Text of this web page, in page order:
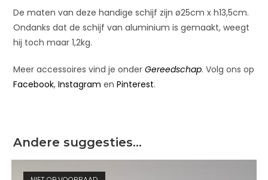
De maten van deze handige schijf zijn ø25cm x h13,5cm.
Ondanks dat de schijf van aluminium is gemaakt, weegt
hij toch maar 1,2kg.
Meer accessoires vind je onderGereedschap. Volg ons op
Facebook,Instagram enPinterest.
Andere suggesties…